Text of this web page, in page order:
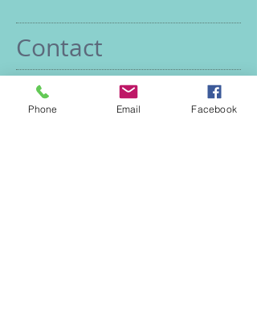
Contact
Phone Email Facebook